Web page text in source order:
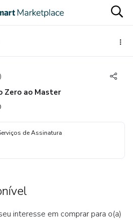
)
Zero ao Master
de Assinatura
interesse em comprar para o(a)